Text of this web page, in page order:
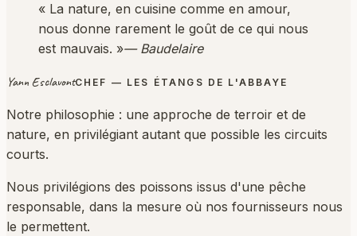
« La nature, en cuisine comme en amour,
nous donne rarement le goût de ce qui nous
est mauvais. »— Baudelaire
Yann EsclavontCHEF — LES ÉTANGS DE L'ABBAYE
Notre philosophie : une approche de terroir et de
nature, en privilégiant autant que possible les circuits
courts.
Nous privilégions des poissons issus d'une pêche
responsable, dans la mesure où nos fournisseurs nous
le permettent.